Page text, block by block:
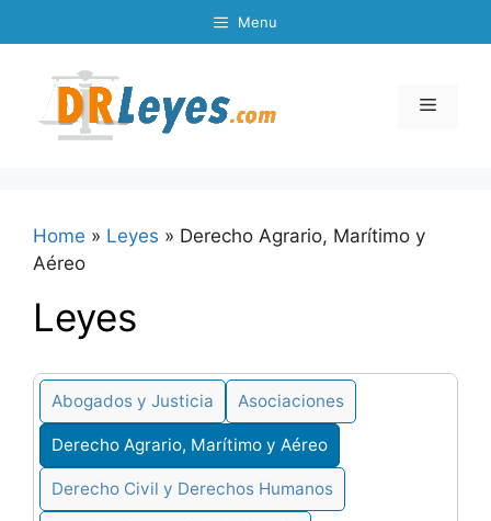
to
Menu
Menu
Home » Leyes » Derecho Agrario, Marítimo y
Aéreo
Leyes
Abogados y Justicia Asociaciones
Derecho Agrario, Marítimo y Aéreo
Derecho Civil y Derechos Humanos